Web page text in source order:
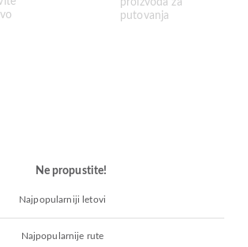
Ne propustite!
Najpopularniji letovi
Najpopularnije rute